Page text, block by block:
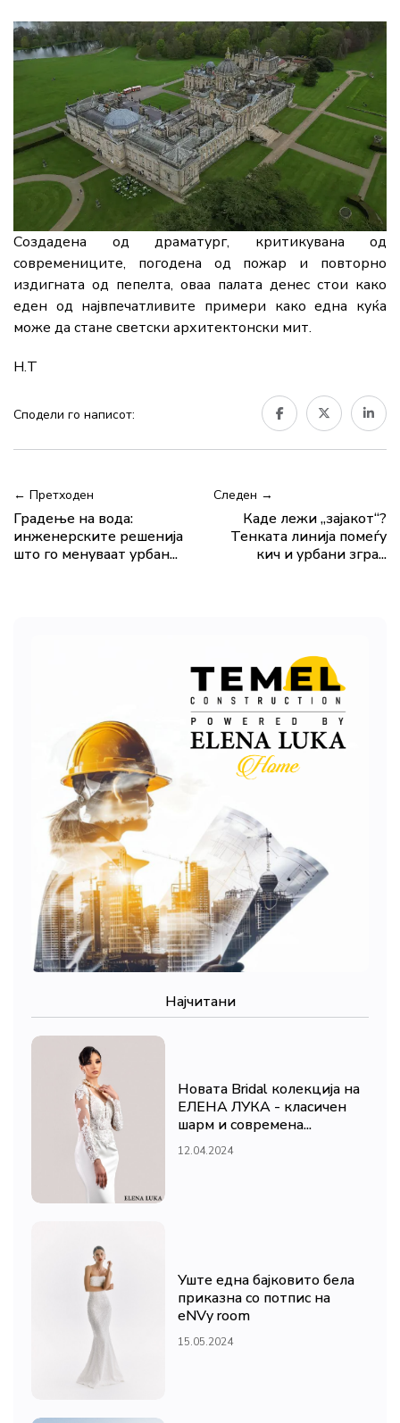
Создадена од драматург, критикувана од
современиците, погодена од пожар и повторно
издигната од пепелта, оваа палата денес стои како
еден од највпечатливите примери како една куќа
може да стане светски архитектонски мит.
Н.Т
Сподели го написот:
← Претходен
Градење на вода:
инженерските решенија
што го менуваат урбан...
Следен →
Каде лежи „зајакот“?
Тенката линија помеѓу
кич и урбани згра...
Најчитани
Новата Bridal колекција на
ЕЛЕНА ЛУКА - класичен
шарм и современа...
12.04.2024
Уште една бајковито бела
приказна со потпис на
eNVy room
15.05.2024